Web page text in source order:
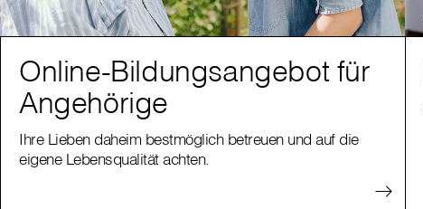
Online-Bildungsangebot für
Angehörige
Ihre Lieben daheim bestmöglich betreuen und auf die
eigene Lebensqualität achten.